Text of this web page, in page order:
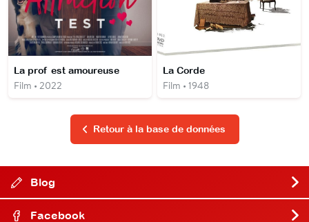
La prof est amoureuse
Film • 2022
La Corde
Film • 1948
Retour à la base de données
Blog
Facebook